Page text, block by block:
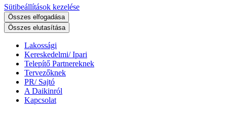
Sütibeállítások kezelése
Összes elfogadása
Összes elutasítása
Lakossági
Kereskedelmi/ Ipari
Telepítő Partnereknek
Tervezőknek
PR/ Sajtó
A Daikinról
Kapcsolat